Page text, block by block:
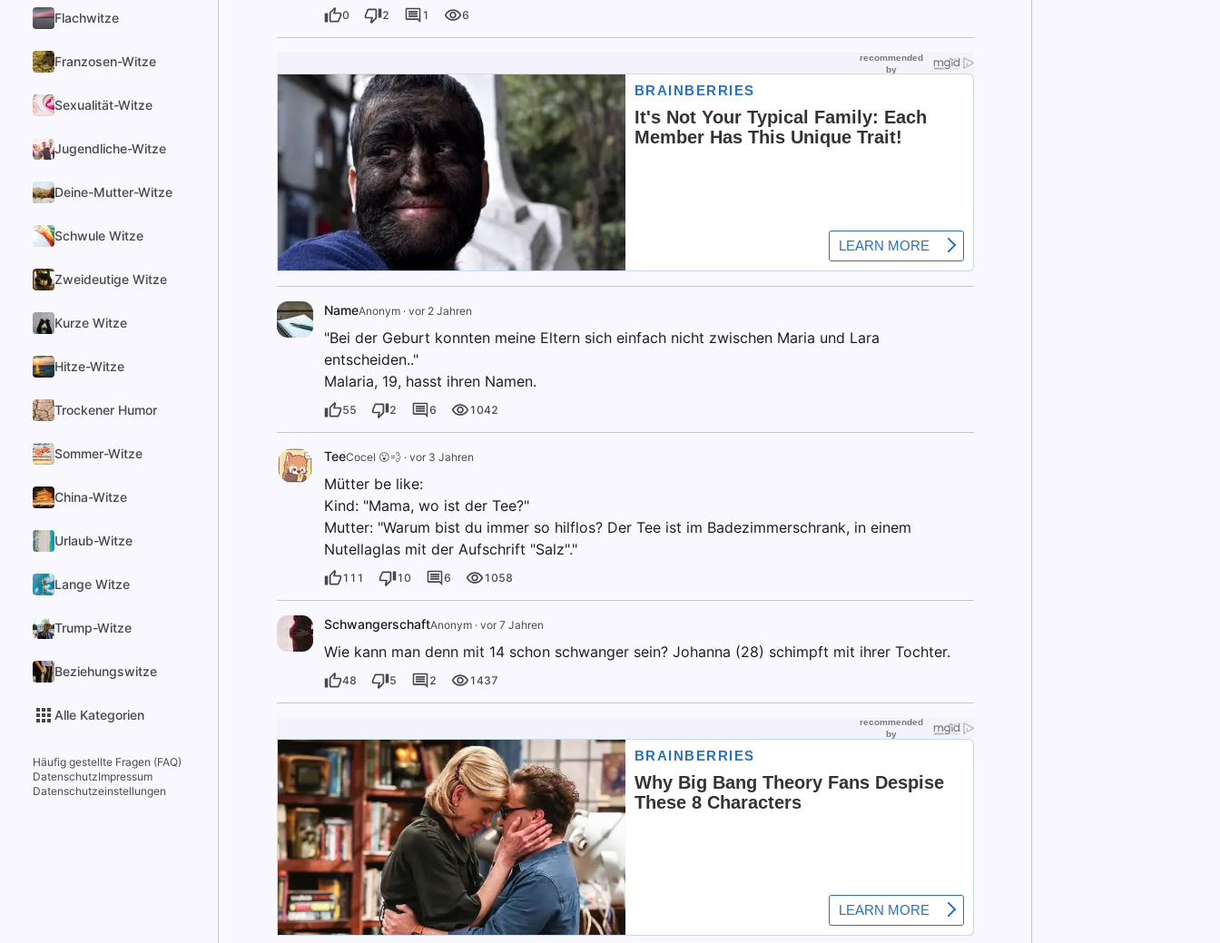
Flachwitze
Franzosen-Witze
Sexualität-Witze
Jugendliche-Witze
Deine-Mutter-Witze
Schwule Witze
Zweideutige Witze
Kurze Witze
Hitze-Witze
Trockener Humor
Sommer-Witze
China-Witze
Urlaub-Witze
Lange Witze
Trump-Witze
Beziehungswitze
Alle Kategorien
Häufig gestellte Fragen (FAQ)
DatenschutzImpressum
Datenschutzeinstellungen
0 2 1 6
NameAnonym· vor 2 Jahren
"Bei der Geburt konnten meine Eltern sich einfach nicht zwischen Maria und Lara
entscheiden.."
Malaria, 19, hasst ihren Namen.
55 2 6 1042
TeeCocel 😮💨· vor 3 Jahren
Mütter be like:
Kind: "Mama, wo ist der Tee?"
Mutter: "Warum bist du immer so hilflos? Der Tee ist im Badezimmerschrank, in einem
Nutellaglas mit der Aufschrift "Salz"."
111 10 6 1058
SchwangerschaftAnonym· vor 7 Jahren
Wie kann man denn mit 14 schon schwanger sein? Johanna (28) schimpft mit ihrer Tochter.
48 5 2 1437